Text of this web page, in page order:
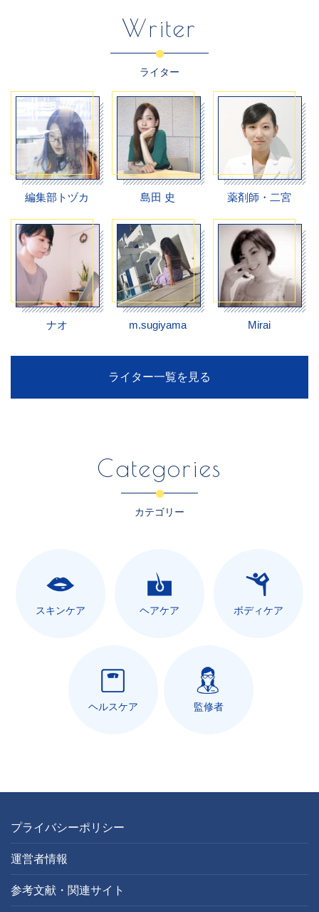
Writer
ライター
編集部トヅカ 島田 史 薬剤師・二宮
ナオ m.sugiyama Mirai
ライター一覧を見る
Categories
カテゴリー
スキンケア ヘアケア ボディケア
ヘルスケア 監修者
プライバシーポリシー
運営者情報
参考文献・関連サイト